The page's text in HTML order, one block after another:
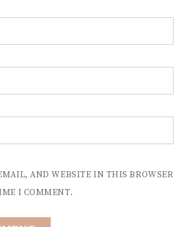
AND WEBSITE IN THIS BROWSER
I COMMENT.